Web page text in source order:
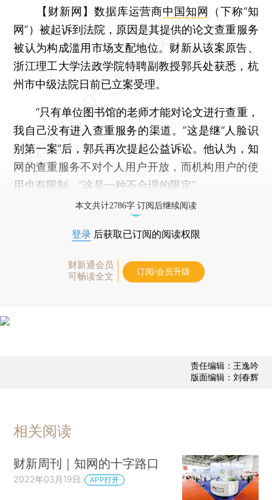
【财新网】 数据库运营商中国知网
（下称“知
网”）被起诉到法院，原因是其提供的论文查重服务
被认为构成滥用市场支配地位。财新从该案原告、
浙江理工大学法政学院特聘副教授郭兵处获悉，杭
州市中级法院日前已立案受理。
“只有单位图书馆的老师才能对论文进行查重，
我自己没有进入查重服务的渠道。”这是继“人脸识
别第一案”后，郭兵再次提起公益诉讼。他认为，知
网的查重服务不对个人用户开放，而机构用户的使
用也有限制，“这是一种不合理的限定”。
本文共计2786字 订阅后继续阅读
登录 后获取已订阅的阅读权限
财新通会员
可畅读全文
订阅/会员升级
责任编辑：王逸吟
版面编辑：刘春辉
相关阅读
财新周刊｜知网的十字路口
2022年03月19日 APP打开